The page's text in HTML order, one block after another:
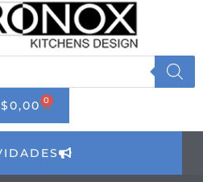
0,00 0 CART